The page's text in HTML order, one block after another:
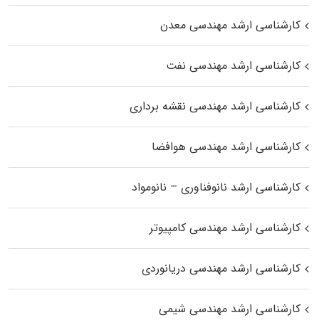
کارشناسی ارشد مهندسی معدن
کارشناسی ارشد مهندسی نفت
کارشناسی ارشد مهندسی نقشه برداری
کارشناسی ارشد مهندسی هوافضا
کارشناسی ارشد نانوفناوری – نانومواد
کارشناسی ارشد مهندسی کامپیوتر
کارشناسی ارشد مهندسی دریانوردی
کارشناسی ارشد مهندسی شیمی